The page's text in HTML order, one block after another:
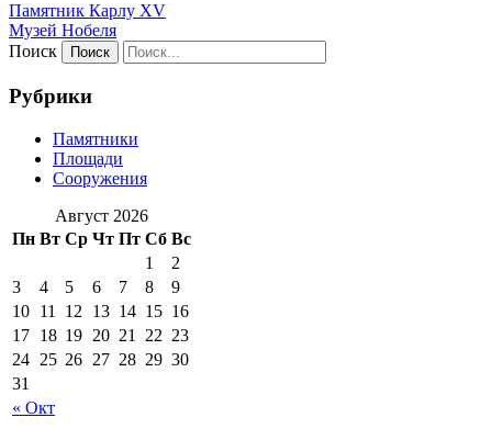
Памятник Карлу XV
Музей Нобеля
Поиск
Рубрики
Памятники
Площади
Сооружения
Август 2026
Пн Вт Ср Чт Пт Сб Вс
« Окт
1
2
3
4 5 6 7 8
9
10 11 12 13 14 15 16
17 18 19 20 21 22 23
24 25 26 27 28 29 30
31